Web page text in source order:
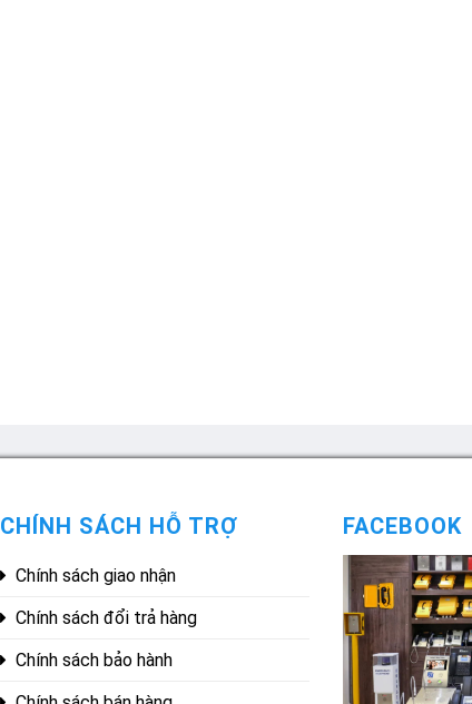
CHÍNH SÁCH HỖ TRỢ
Chính sách giao nhận
Chính sách đổi trả hàng
Chính sách bảo hành
FACEBOOK